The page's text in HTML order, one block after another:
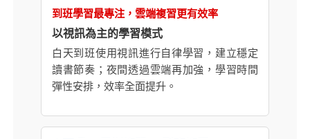
到班學習最專注，雲端複習更有效率
以視訊為主的學習模式
白天到班使用視訊進行自律學習，建立穩定
讀書節奏；夜間透過雲端再加強，學習時間
彈性安排，效率全面提升。